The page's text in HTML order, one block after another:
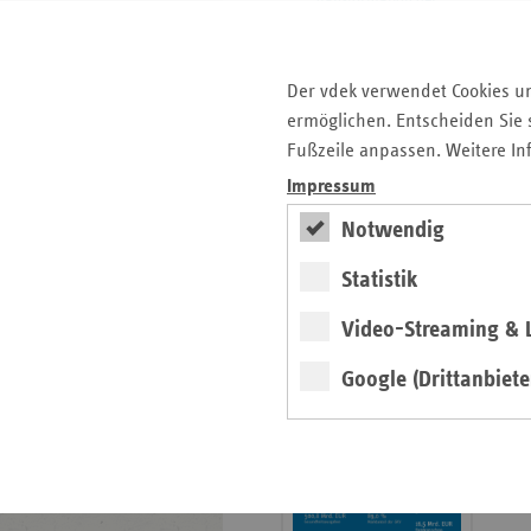
Der vdek verwendet Cookies
ermöglichen. Entscheiden
Fußzeile anpassen. Weitere
Impressum
Notwendig
Statistik
Video-Streaming &
Google
Archiv
Impressum Magazin
Informationen
erschienen
Broschüre